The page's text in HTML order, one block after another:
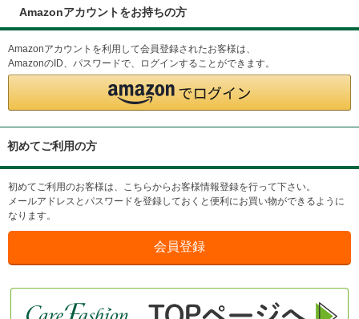
Amazonアカウントをお持ちの方
Amazonアカウントを利用して会員登録されたお客様は、
AmazonのID、パスワードで、ログインすることができます。
初めてご利用の方
初めてご利用のお客様は、こちらからお客様情報登録を行って下さい。
メールアドレスとパスワードを登録しておくと便利にお買い物ができるように
なります。